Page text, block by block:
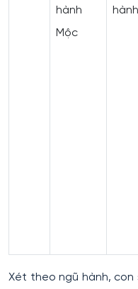
hành
Mộc
Xét theo ngũ hành, con